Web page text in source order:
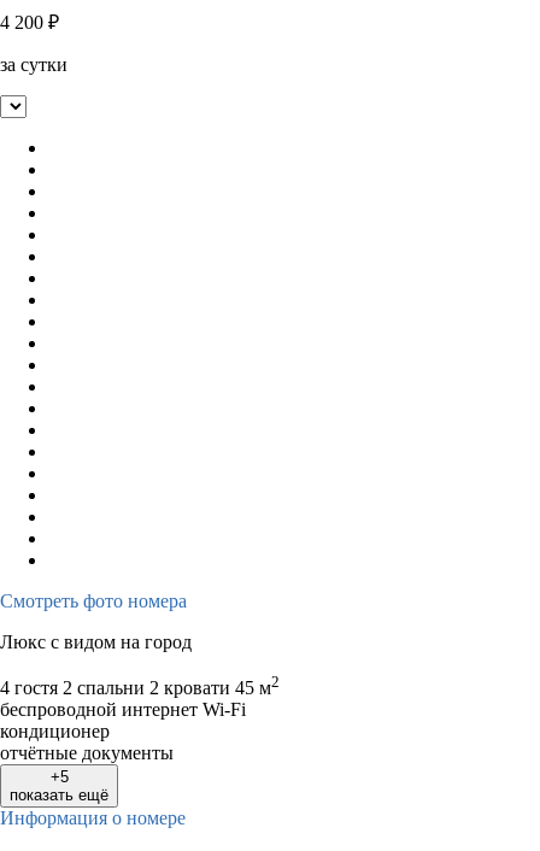
4 200 ₽
за сутки
Смотреть фото номера
Люкс с видом на город
4 гостя 2 спальни 2 кровати 45 м2
беспроводной интернет Wi-Fi
кондиционер
отчётные документы
+5
показать ещё
Информация о номере